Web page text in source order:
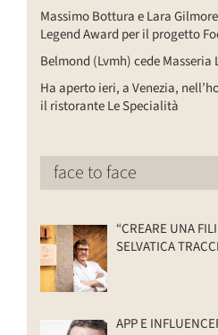
Massimo Bottura e Lara
Legend Award per il progetto
Belmond (Lvmh) cede Masseria
Ha aperto ieri, a Venezia,
il ristorante Le Specialità
face to face
“CREARE UNA
SELVATICA
APP E